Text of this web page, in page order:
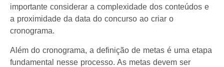
importante considerar a complexidade dos conteúdos e
a proximidade da data do concurso ao criar o
cronograma.
Além do cronograma, a definição de metas é uma etapa
fundamental nesse processo. As metas devem ser